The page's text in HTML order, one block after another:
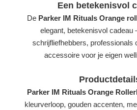
Een betekenisvol
De Parker IM Rituals Orange
elegant, betekenisvol cadeau
schrijfliefhebbers, professionals
accessoire voor je eigen
Parker IM Rituals Orange
kleurverloop, gouden accenten,